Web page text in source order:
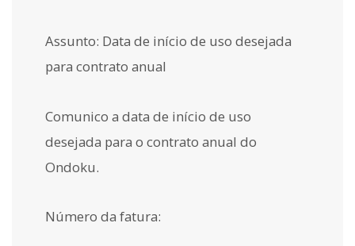
Assunto: Data de início de uso desejada
para contrato anual
Comunico a data de início de uso
desejada para o contrato anual do
Ondoku.
Número da fatura: